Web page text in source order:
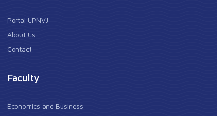
Portal UPNVJ
About Us
Contact
Faculty
Economics and Business